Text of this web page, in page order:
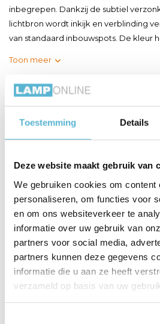
Toestemming Details
Deze website maakt gebruik van
We gebruiken cookies om content
personaliseren, om functies voor
en om ons websiteverkeer te
informatie over uw gebruik van
partners voor social media,
partners kunnen deze gegevens
informatie die u aan ze heeft
verzameld op basis van uw
inbegrepen. Dankzij de subtiel
lichtbron wordt inkijk en verblinding
van standaard inbouwspots. De kleur
Toon meer
Productspecificaties
Artikelnummer DL MALMO
Breedte 8.5 cm
Toon meer
Vergelijk Delen
Gerelateerde artikelen: